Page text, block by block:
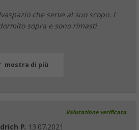
che serve al suo scopo. I
sopra e sono rimasti
mostra di più
Valutazione verificata
P. 13.07.2021